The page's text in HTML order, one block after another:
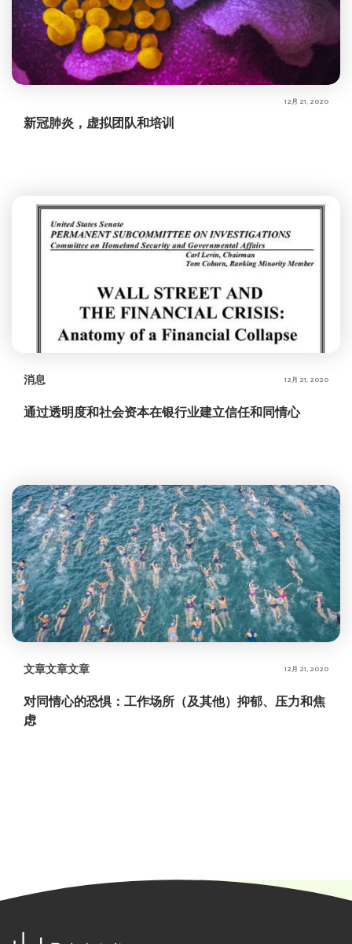
12月 21, 2020
新冠肺炎，虚拟团队和培训
消息 12月 21, 2020
通过透明度和社会资本在银行业建立信任和同情心
文章文章文章 12月 21, 2020
对同情心的恐惧：工作场所（及其他）抑郁、压力和焦
虑